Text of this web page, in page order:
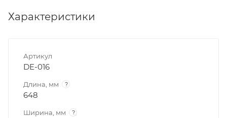
Характеристики
Артикул
DE-016
Длина, мм ?
648
Ширина, мм ?